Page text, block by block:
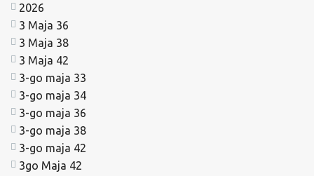
2026
3 Maja 36
3 Maja 38
3 Maja 42
3-go maja 33
3-go maja 34
3-go maja 36
3-go maja 38
3-go maja 42
3go Maja 42